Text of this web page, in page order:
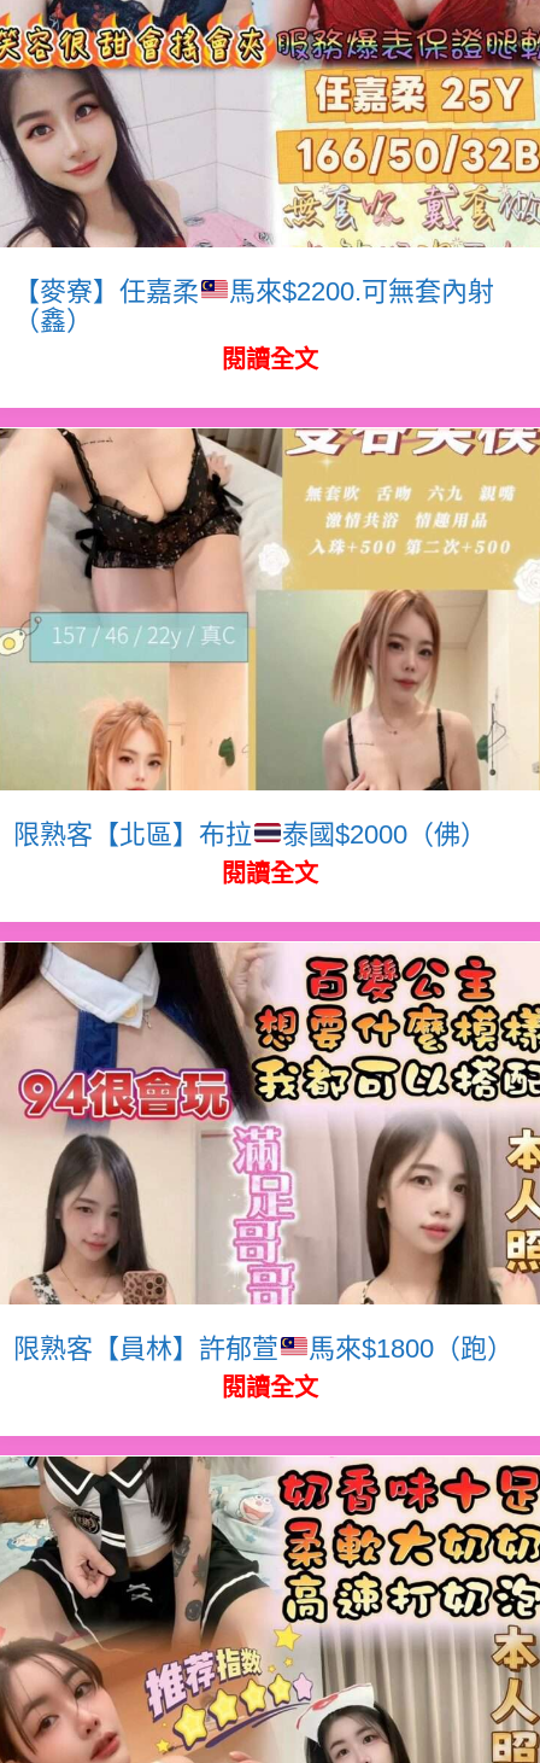
【麥寮】任嘉柔
馬來$2200.可無套內射
（鑫）
閱讀全文
限熟客【北區】布拉 泰國$2000（佛）
閱讀全文
限熟客【員林】許郁萱 馬來$1800（跑）
閱讀全文